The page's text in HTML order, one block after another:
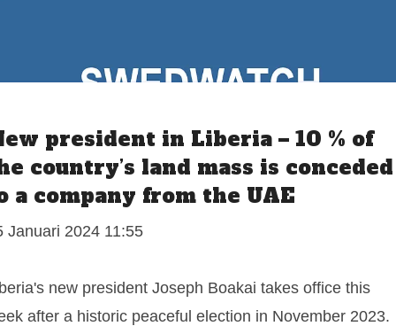
president in Liberia – 10 % of
country’s land mass is conceded
a company from the UAE
Januari 2024 11:55
new president Joseph Boakai takes office this
after a historic peaceful election in November 2023.